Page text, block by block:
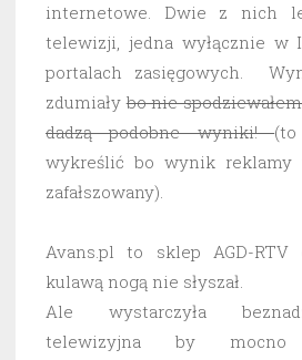
internetowe. Dwie z nich
telewizji, jedna wyłącznie w
portalach zasięgowych.
zdumiałybo nie
dadzą podobne wyniki!
wykreślić bo wynik
zafałszowany).
Avans.pl to sklep AGD-
kulawą nogą nie słyszał.
Ale wystarczyła
telewizyjna by mocno